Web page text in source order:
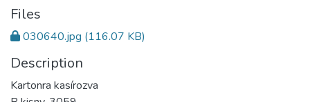
Files
030640.jpg (116.07 KB)
Description
Kartonra kasírozva